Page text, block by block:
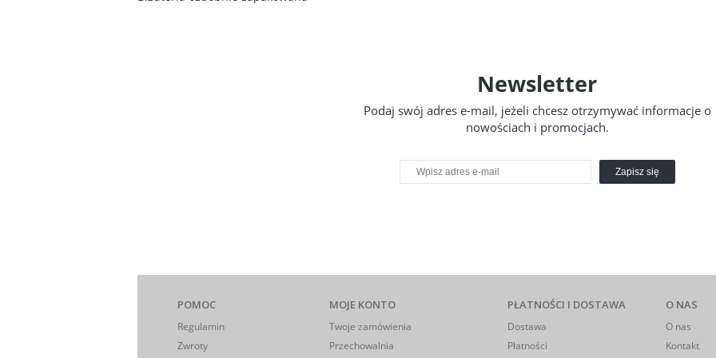
Newsletter
Podaj swój adres e-mail, jeżeli chcesz otrzymywać informacje o
nowościach i promocjach.
Zapisz się
POMOC
Regulamin
Zwroty
MOJE KONTO
Twoje zamówienia
Przechowalnia
PŁATNOŚCI I DOSTAWA
Dostawa
Płatności
O NAS
O nas
Kontakt